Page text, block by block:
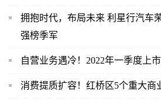
拥抱时代，布局未来 利星行汽车
强榜季军
自营业务遇冷！2022年一季度上
消费提质扩容！红桥区5个重大商